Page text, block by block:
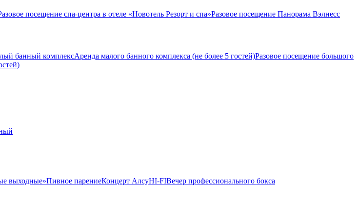
посещение спа-центра в отеле «Новотель Резорт и спа»Разовое посещение Панорама Вэлнесс
банный комплексАренда малого банного комплекса (не более 5 гостей)Разовое посещение большого
выходные»Пивное парениеКонцерт АлсуHI-FIВечер профессионального бокса